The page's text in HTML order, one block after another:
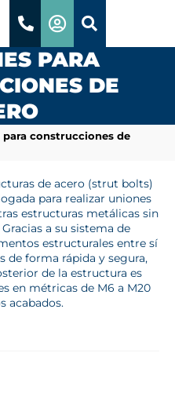
PARA
DE
para construcciones de
de acero (strut bolts)
para realizar uniones
estructuras metálicas sin
a su sistema de
estructurales entre sí
de forma rápida y segura,
de la estructura es
en métricas de M6 a M20
acabados.